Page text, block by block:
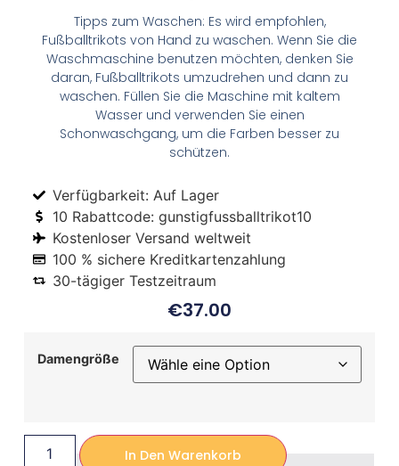
Tipps zum Waschen: Es wird empfohlen,
Fußballtrikots von Hand zu waschen. Wenn Sie die
Waschmaschine benutzen möchten, denken Sie
daran, Fußballtrikots umzudrehen und dann zu
waschen. Füllen Sie die Maschine mit kaltem
Wasser und verwenden Sie einen
Schonwaschgang, um die Farben besser zu
schützen.
Verfügbarkeit: Auf Lager
10 Rabattcode: gunstigfussballtrikot10
Kostenloser Versand weltweit
100 % sichere Kreditkartenzahlung
30-tägiger Testzeitraum
€37.00
Damengröße
In Den Warenkorb